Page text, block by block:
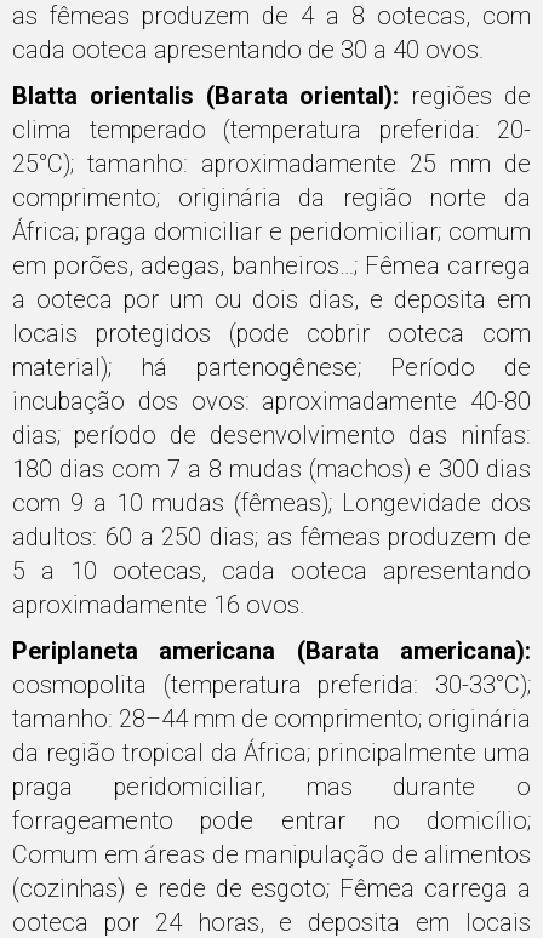
as fêmeas produzem de 4 a 8 ootecas, com
cada ooteca apresentando de 30 a 40 ovos.
Blatta orientalis (Barata oriental): regiões de
clima temperado (temperatura preferida: 20-
25°C); tamanho: aproximadamente 25 mm de
comprimento; originária da região norte da
África; praga domiciliar e peridomiciliar; comum
em porões, adegas, banheiros…; Fêmea carrega
a ooteca por um ou dois dias, e deposita em
locais protegidos (pode cobrir ooteca com
material); há partenogênese; Período de
incubação dos ovos: aproximadamente 40-80
dias; período de desenvolvimento das ninfas:
180 dias com 7 a 8 mudas (machos) e 300 dias
com 9 a 10 mudas (fêmeas); Longevidade dos
adultos: 60 a 250 dias; as fêmeas produzem de
5 a 10 ootecas, cada ooteca apresentando
aproximadamente 16 ovos.
Periplaneta americana (Barata americana):
cosmopolita (temperatura preferida: 30-33°C);
tamanho: 28–44 mm de comprimento; originária
da região tropical da África; principalmente uma
praga peridomiciliar, mas durante o
forrageamento pode entrar no domicílio;
Comum em áreas de manipulação de alimentos
(cozinhas) e rede de esgoto; Fêmea carrega a
ooteca por 24 horas, e deposita em locais